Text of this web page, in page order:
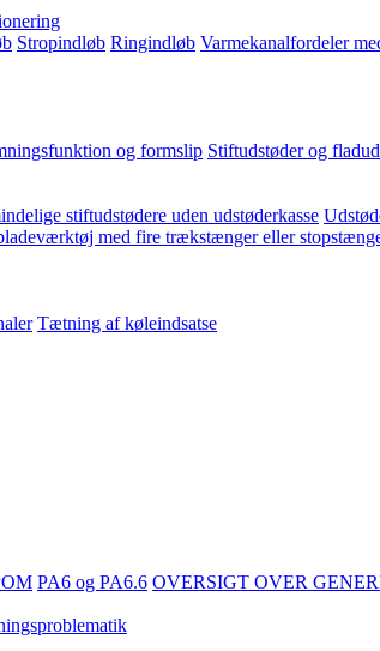
Stropindløb Ringindløb Varmekanalfordeler
og formslip Stiftudstøder og
stiftudstødere uden udstøderkasse
med fire trækstænger eller
Tætning af køleindsatse
PA6 og PA6.6 OVERSIGT OVER